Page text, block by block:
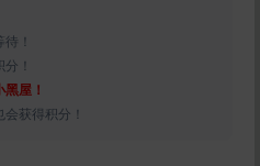
！
！
屋！
获得积分！